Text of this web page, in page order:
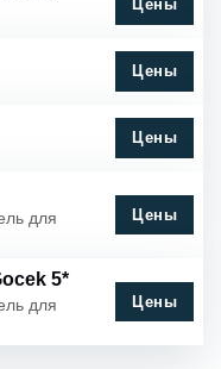
Цены
Цены
Цены
для
Цены
5*
для
Цены